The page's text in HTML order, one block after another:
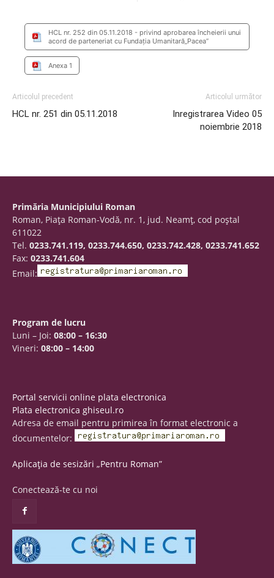
HCL nr. 252 din 05.11.2018 - privind aprobarea încheierii unui
acord de parteneriat cu Fundația Umanitară„Pacea”
Anexa 1
Articolul precedent
HCL nr. 251 din 05.11.2018
Articolul următor
Inregistrarea Video 05
noiembrie 2018
Primăria Municipiului Roman
Roman, Piaţa Roman-Vodă, nr. 1, jud. Neamţ, cod poştal
611022
Tel. 0233.741.119, 0233.744.650, 0233.742.428, 0233.741.652
Fax: 0233.741.604
Email:
Program de lucru
Luni – Joi: 08:00 – 16:30
Vineri: 08:00 – 14:00
Portal servicii online plata electronica
Plata electronica ghiseul.ro
Adresa de email pentru primirea în format electronic a
documentelor:
Aplicația de sesizări „Pentru Roman”
Conectează-te cu noi